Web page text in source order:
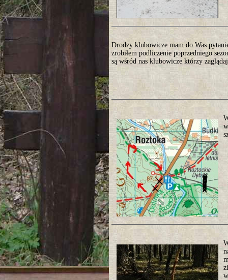
Drodzy klubowicze mam do Was
zrobiłem podliczenie poprzedniego
są wśród nas klubowicze którzy